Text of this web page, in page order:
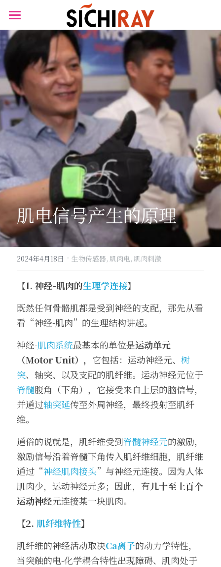
首页
产品商城
产品知识库
BLOG
B站视频
关于我们
搜索
肌电信号产生的原理
2024年4月18日 · 生物传感器, 肌肉电, 肌肉刺激
【1. 神经-肌肉的生理学连接】
既然任何骨骼肌都是受到神经的支配，那先从看
看“神经-肌肉”的生理结构讲起。
神经-肌肉系统最基本的单位是运动单元
（Motor Unit）， 它包括：运动神经元、 树
突、轴突、以及支配的肌纤维。运动神经元位于
脊髓腹角（下角），它接受来自上层的脑信号，
并通过轴突延传至外周神经，最终投射至肌纤
维。
通俗的说就是，肌纤维受到脊髓神经元的激励，
激励信号沿着脊髓下角传入肌纤维细胞，肌纤维
通过“神经肌肉接头”与神经元连接。因为人体
肌肉少，运动神经元多；因此，有几十至上百个
运动神经元连接某一块肌肉。
【2. 肌纤维特性】
肌纤维的神经活动取决Ca离子的动力学特性，
当突触的电-化学耦合特性出现障碍、肌肉处于
商品分类
可穿戴设备
生物传感器